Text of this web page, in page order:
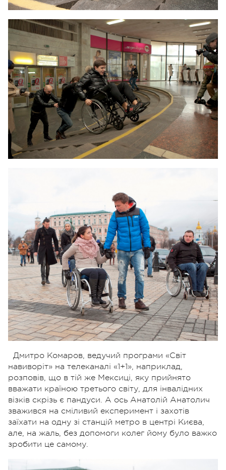
Дмитро Комаров, ведучий програми «Світ
навиворіт» на телеканалі «1+1», наприклад,
розповів, що в тій же Мексиці, яку прийнято
вважати країною третього світу, для інвалідних
візків скрізь є пандуси. А ось Анатолій Анатолич
зважився на сміливий експеримент і захотів
заїхати на одну зі станцій метро в центрі Києва,
але, на жаль, без допомоги колег йому було важко
зробити це самому.